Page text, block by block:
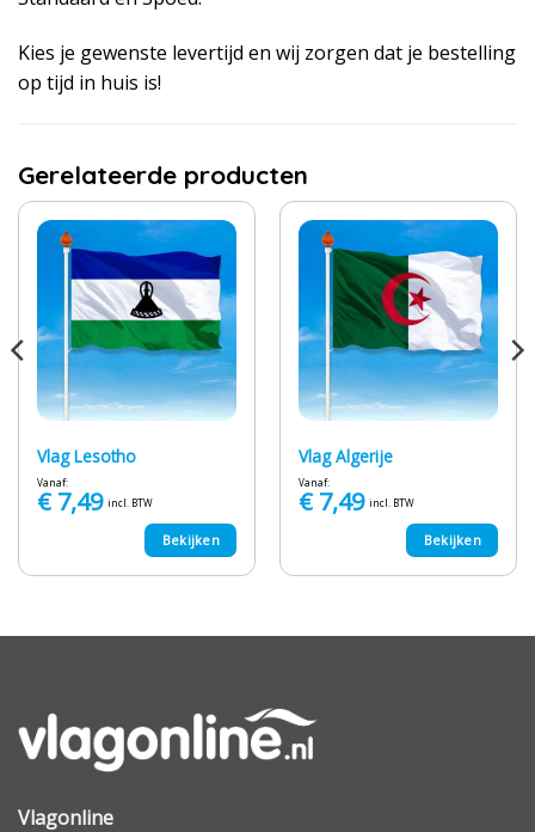
Kies je gewenste levertijd en wij zorgen dat je bestelling
op tijd in huis is!
Gerelateerde producten
Vlag Lesotho
Vanaf:
€7,49 incl. BTW
Bekijken
Vlag Algerije
Vanaf:
€7,49 incl. BTW
Bekijken
Vlagonline